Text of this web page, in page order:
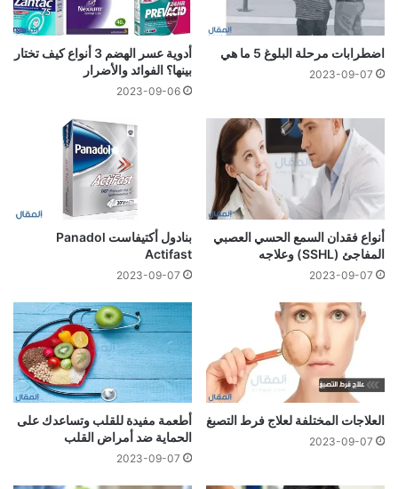
اضطرابات مرحلة البلوغ 5 ما هي
2023-09-07
أدوية عسر الهضم 3 أنواع كيف تختار
بينها؟ الفوائد والأضرار
2023-09-06
أنواع فقدان السمع الحسي العصبي
المفاجئ (SSHL) وعلاجه
2023-09-07
بنادول أكتيفاست Panadol
Actifast
2023-09-07
العلاجات المختلفة لعلاج فرط التصبغ
2023-09-07
أطعمة مفيدة للقلب وتساعدك على
الحماية ضد أمراض القلب
2023-09-07